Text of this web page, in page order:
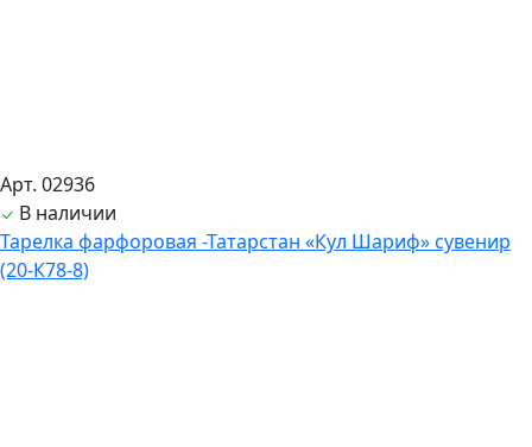
Арт. 02936
В наличии
Тарелка фарфоровая -Татарстан «Кул Шариф» сувенир
(20-К78-8)